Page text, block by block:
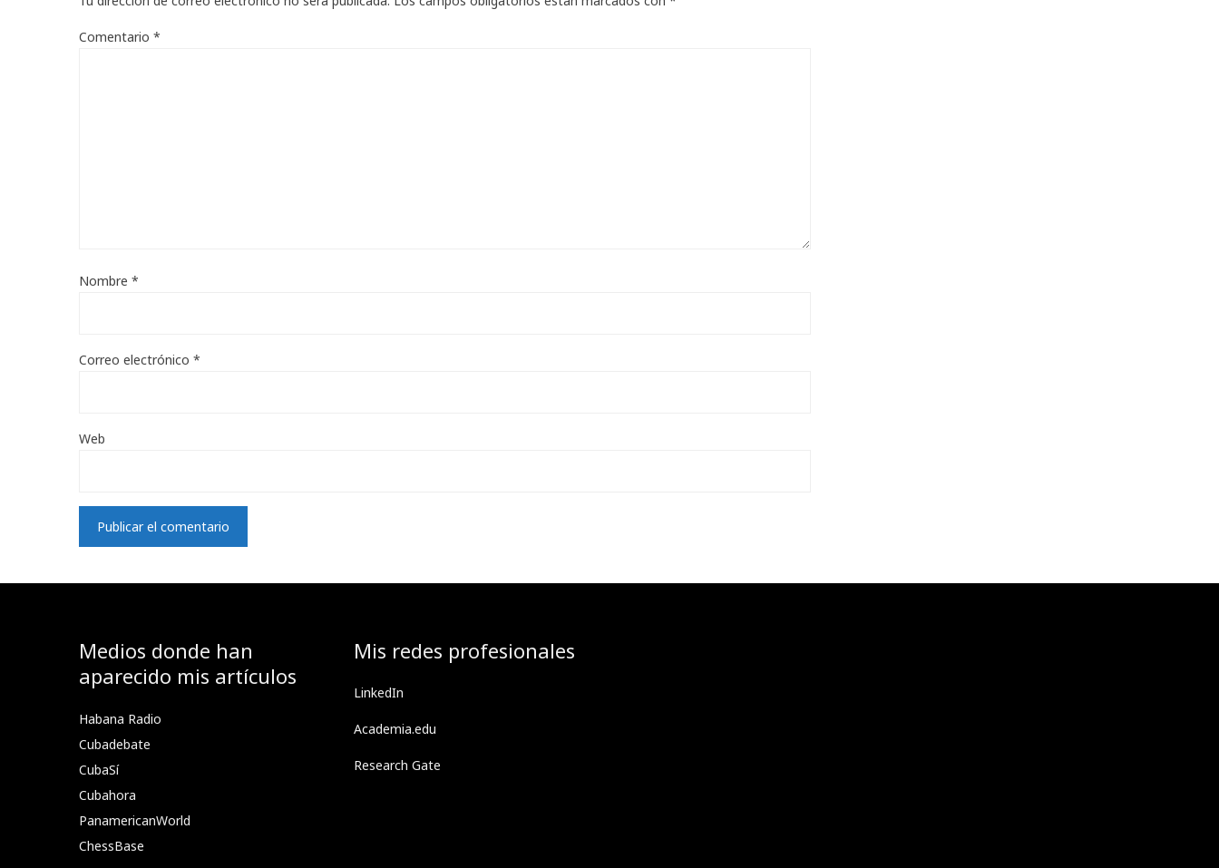
Comentario *
Nombre *
Correo electrónico *
Web
Medios donde han
aparecido mis artículos
Habana Radio
Cubadebate
CubaSí
Cubahora
PanamericanWorld
ChessBase
Mis redes profesionales
LinkedIn
Academia.edu
Research Gate